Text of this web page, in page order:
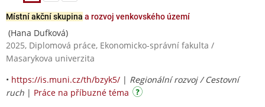
Místní akční skupina a rozvoj venkovského území
(Hana Dufková)
2025, Diplomová práce, Ekonomicko-správní fakulta /
Masarykova univerzita
• https://is.muni.cz/th/bzyk5/ | Regionální rozvoj / Cestovní
ruch | Práce na příbuzné téma